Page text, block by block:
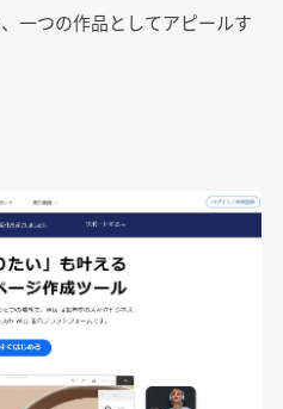
一つの作品としてアピールす